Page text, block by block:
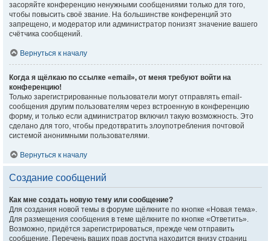
засоряйте конференцию ненужными сообщениями только для того,
чтобы повысить своё звание. На большинстве конференций это
запрещено, и модератор или администратор понизят значение вашего
счётчика сообщений.
Вернуться к началу
Когда я щёлкаю по ссылке «email», от меня требуют войти на
конференцию!
Только зарегистрированные пользователи могут отправлять email-
сообщения другим пользователям через встроенную в конференцию
форму, и только если администратор включил такую возможность. Это
сделано для того, чтобы предотвратить злоупотребления почтовой
системой анонимными пользователями.
Вернуться к началу
Создание сообщений
Как мне создать новую тему или сообщение?
Для создания новой темы в форуме щёлкните по кнопке «Новая тема».
Для размещения сообщения в теме щёлкните по кнопке «Ответить».
Возможно, придётся зарегистрироваться, прежде чем отправить
сообщение. Перечень ваших прав доступа находится внизу страниц